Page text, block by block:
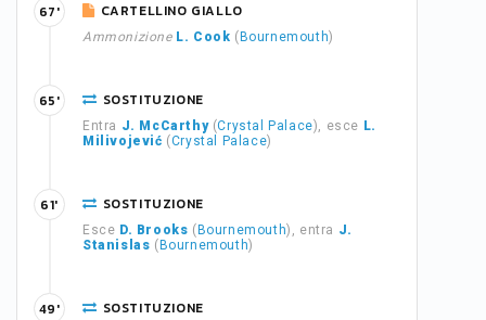
CARTELLINO GIALLO
Ammonizione L. Cook ( Bournemouth)
67'
SOSTITUZIONE
Entra J. McCarthy(Crystal Palace), esce L.
Milivojević (Crystal Palace)
65'
SOSTITUZIONE
Esce D. Brooks ( Bournemouth), entra J.
Stanislas ( Bournemouth)
61'
SOSTITUZIONE
49'